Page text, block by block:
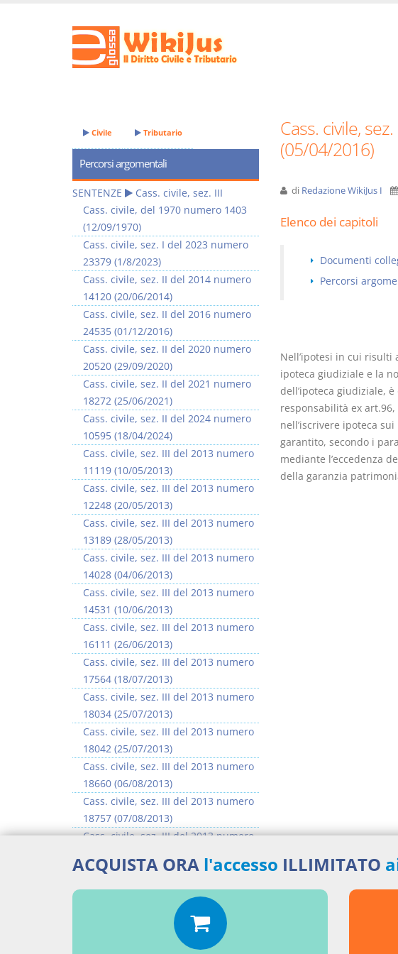
Cass. civile,
(05/04/2016)
di Redazione WikiJus I
Elenco dei capitoli
Documenti
Percorsi
Nell’ipotesi in cui risulti
ipoteca giudiziale e la
dell’ipoteca giudiziale,
responsabilità ex
nell’iscrivere ipoteca
garantito, secondo i
mediante l’eccedenza
della garanzia
Civile Tributario
Percorsi argomentali
SENTENZE
Cass. civile, sez. III
Cass. civile, del 1970 numero 1403
(12/09/1970)
Cass. civile, sez. I del 2023 numero
23379 (1/8/2023)
Cass. civile, sez. II del 2014 numero
14120 (20/06/2014)
Cass. civile, sez. II del 2016 numero
24535 (01/12/2016)
Cass. civile, sez. II del 2020 numero
20520 (29/09/2020)
Cass. civile, sez. II del 2021 numero
18272 (25/06/2021)
Cass. civile, sez. II del 2024 numero
10595 (18/04/2024)
Cass. civile, sez. III del 2013 numero
11119 (10/05/2013)
Cass. civile, sez. III del 2013 numero
12248 (20/05/2013)
Cass. civile, sez. III del 2013 numero
13189 (28/05/2013)
Cass. civile, sez. III del 2013 numero
14028 (04/06/2013)
Cass. civile, sez. III del 2013 numero
14531 (10/06/2013)
Cass. civile, sez. III del 2013 numero
16111 (26/06/2013)
Cass. civile, sez. III del 2013 numero
17564 (18/07/2013)
Cass. civile, sez. III del 2013 numero
18034 (25/07/2013)
Cass. civile, sez. III del 2013 numero
18042 (25/07/2013)
Cass. civile, sez. III del 2013 numero
18660 (06/08/2013)
Cass. civile, sez. III del 2013 numero
18757 (07/08/2013)
Cass. civile, sez. III del 2013 numero
Cass. civile, sez. III del 2013 numero
18923 (08/08/2013)
>> Vai all'argomento completo
I Vincoli Preliminari
D. Minussi
Versione ebook
€ 4,19
(iva incl.)
ACQUISTA ORA l'accesso ILLIMITATO